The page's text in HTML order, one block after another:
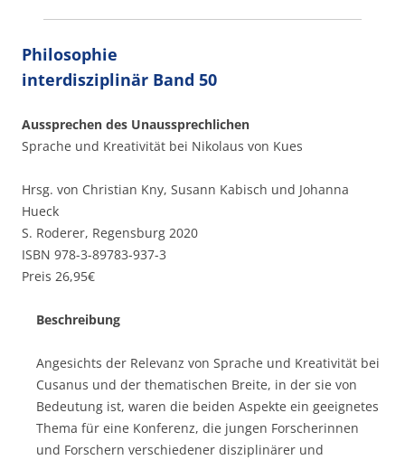
Philosophie
interdisziplinär Band 50
Aussprechen des Unaussprechlichen
Sprache und Kreativität bei Nikolaus von Kues
Hrsg. von Christian Kny, Susann Kabisch und Johanna
Hueck
S. Roderer, Regensburg 2020
ISBN 978-3-89783-937-3
Preis 26,95€
Beschreibung
Angesichts der Relevanz von Sprache und Kreativität bei
Cusanus und der thematischen Breite, in der sie von
Bedeutung ist, waren die beiden Aspekte ein geeignetes
Thema für eine Konferenz, die jungen Forscherinnen
und Forschern verschiedener disziplinärer und